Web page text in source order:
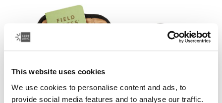
This website uses cookies
We use cookies to personalise content and ads, to
provide social media features and to analyse our traffic.